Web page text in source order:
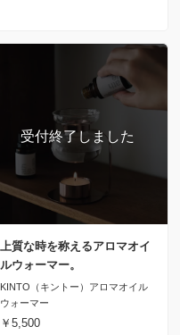
上質な時を称えるアロマオイ
ルウォーマー。
KINTO（キントー）アロマオイル
ウォーマー
￥5,500